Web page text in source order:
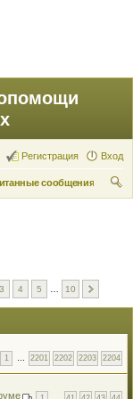
Вход
Регистрация
сообщения
3 4 5 10
1 2201 2202 2203 2204